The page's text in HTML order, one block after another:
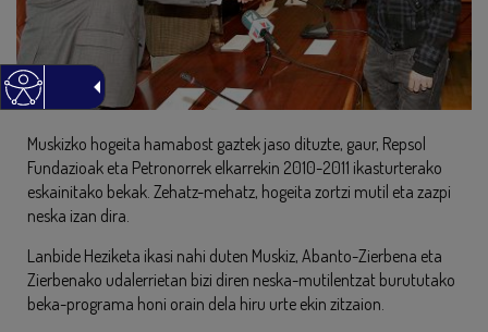
Muskizko hogeita hamabost gaztek jaso dituzte, gaur, Repsol
Fundazioak eta Petronorrek elkarrekin 2010-2011 ikasturterako
eskainitako bekak. Zehatz-mehatz, hogeita zortzi mutil eta zazpi
neska izan dira.
Lanbide Heziketa ikasi nahi duten Muskiz, Abanto-Zierbena eta
Zierbenako udalerrietan bizi diren neska-mutilentzat burututako
beka-programa honi orain dela hiru urte ekin zitzaion.